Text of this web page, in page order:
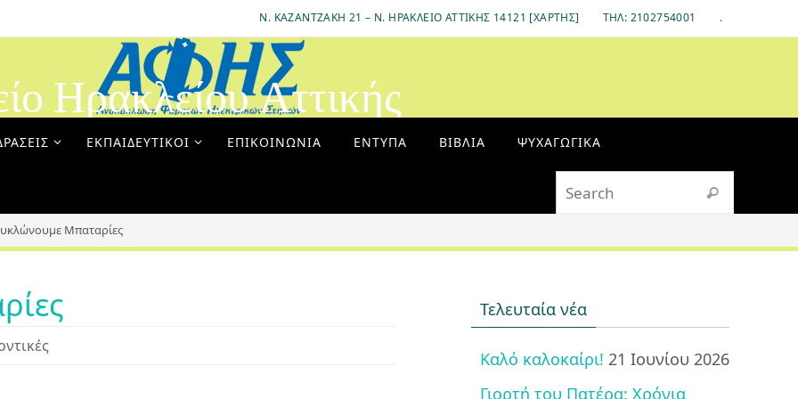
Ν. ΚΑΖΑΝΤΖΆΚΗ 21 – Ν. ΗΡΆΚΛΕΙΟ ΑΤΤΙΚΉΣ 14121 [ΧΆΡΤΗΣ] ΤΗΛ: 2102754001 .
Ηρακλείου Αττικής
ΕΚΠΑΙΔΕΥΤΙΚΟΊ ΕΠΙΚΟΙΝΩΝΊΑ ΈΝΤΥΠΑ ΒΙΒΛΊΑ ΨΥΧΑΓΩΓΙΚΆ
Search
Μπαταρίες
Τελευταία νέα
Καλό καλοκαίρι! 21 Ιουνίου 2026
Γιορτή του Πατέρα: Χρόνια